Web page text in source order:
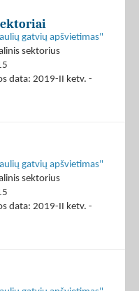
gatvių apšvietimas"
sektorius
data: 2019-II ketv. -
gatvių apšvietimas"
sektorius
data: 2019-II ketv. -